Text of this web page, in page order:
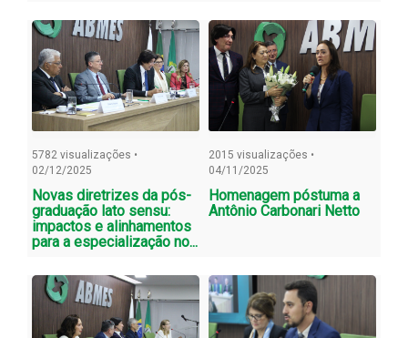
5782 visualizações •
02/12/2025
Novas diretrizes da pós-
graduação lato sensu:
impactos e alinhamentos
para a especialização no...
2015 visualizações •
04/11/2025
Homenagem póstuma a
Antônio Carbonari Netto